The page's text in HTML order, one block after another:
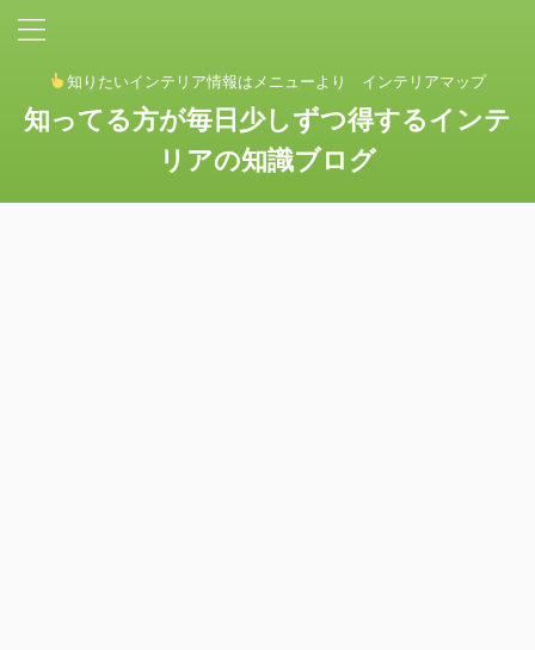
知りたいインテリア情報はメニューより インテリアマップ
知ってる方が毎日少しずつ得するインテ
リアの知識ブログ